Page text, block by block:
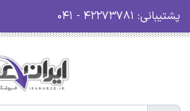
پشتیبانی: